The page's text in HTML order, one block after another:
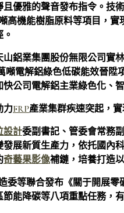
優雅的聲音發布指令。技
高機能樹脂原料等項目，
山鋁業集團股份無限公司實
噸電解鋁綠色低碳能效晉
公司電解鋁主業綠色化、
力FRP產業集群疾速突起，
設計委副書記、管委會常務
展新質生產力，依托國內
奇藝果影像補鏈，培養打造
委等聯合發布《關于開展零
能降碳等八項重點任務，